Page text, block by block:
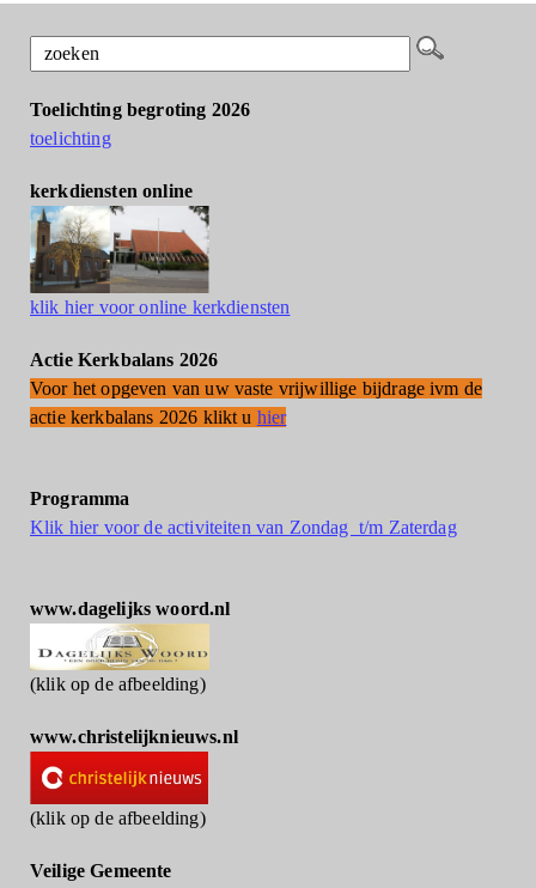
Toelichting begroting 2026
toelichting
kerkdiensten online
klik hier voor online kerkdiensten
Actie Kerkbalans 2026
Voor het opgeven van uw vaste vrijwillige bijdrage ivm de
actie kerkbalans 2026 klikt u hier
Programma
Klik hier voor de activiteiten van Zondag t/m Zaterdag
www.dagelijks woord.nl
(klik op de afbeelding)
www.christelijknieuws.nl
(klik op de afbeelding)
Veilige Gemeente